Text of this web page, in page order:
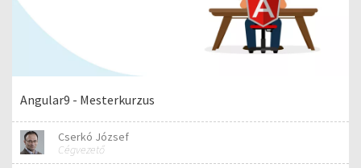
Angular9 - Mesterkurzus
Cserkó József
Cégvezető